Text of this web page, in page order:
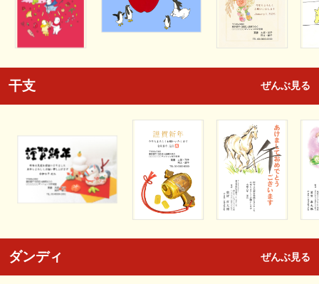
干支 ぜんぶ見る
ダンディ ぜんぶ見る